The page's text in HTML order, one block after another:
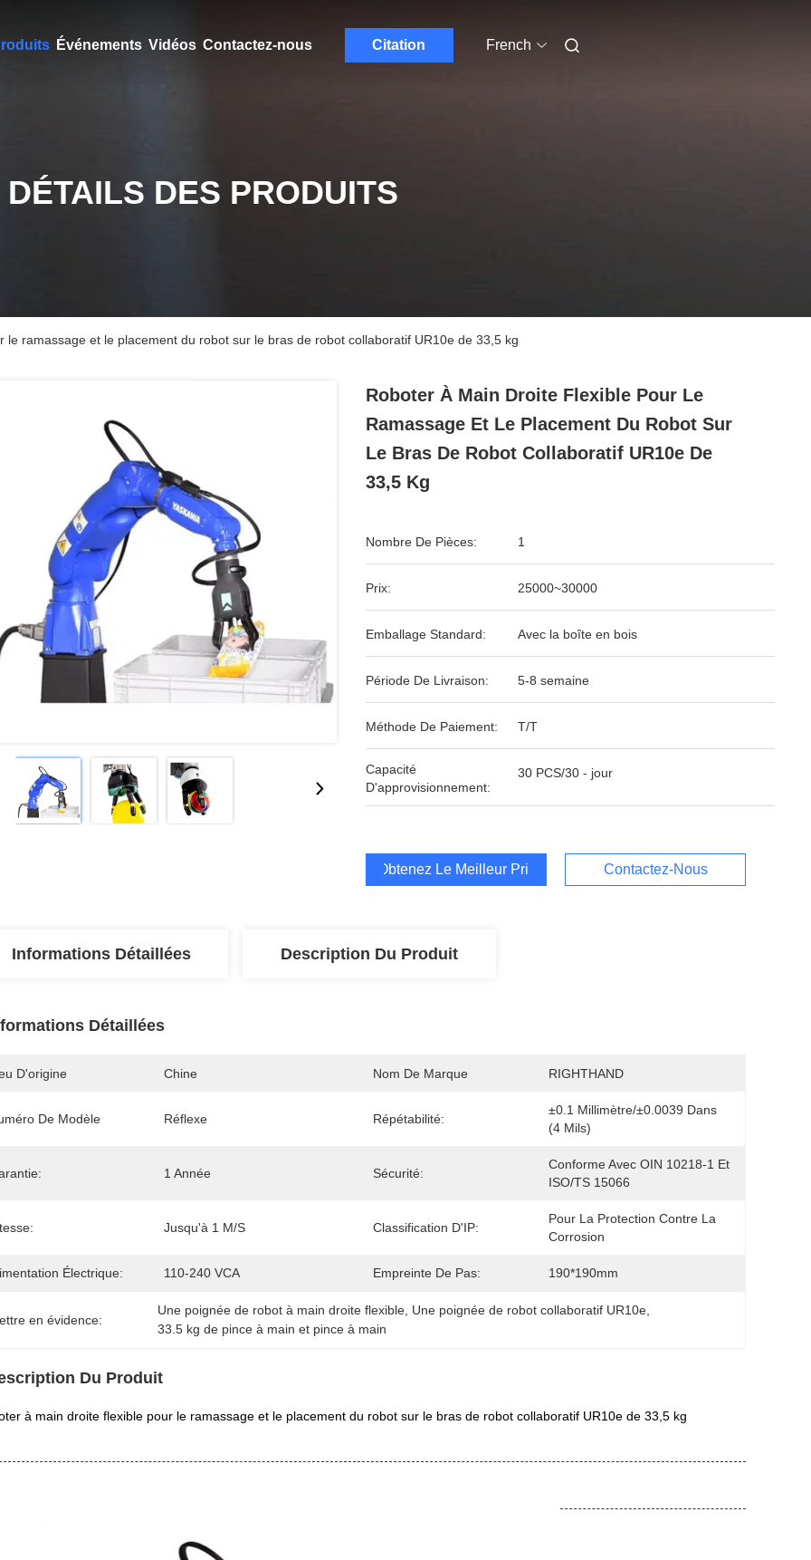
Événements Vidéos Contactez-nous Citation French
DÉTAILS DES PRODUITS
le ramassage et le placement du robot sur le bras de robot collaboratif UR10e de 33,5 kg
Roboter À Main Droite Flexible Pour Le
Ramassage Et Le Placement Du Robot Sur
Le Bras De Robot Collaboratif UR10e De
33,5 Kg
Nombre De Pièces: 1
Prix: 25000~30000
Emballage Standard: Avec la boîte en bois
Période De Livraison: 5-8 semaine
Méthode De Paiement: T/T
Capacité
D'approvisionnement:
30 PCS/30 - jour
Obtenez Le Meilleur Prix Contactez-Nous
Informations Détaillées Description Du Produit
Détaillées
D'origine Chine Nom De Marque RIGHTHAND
De Modèle Réflexe Répétabilité:
±0.1 Millimètre/±0.0039 Dans
(4 Mils)
1 Année Sécurité:
Conforme Avec OIN 10218-1 Et
ISO/TS 15066
Jusqu'à 1 M/s Classification D'IP:
Pour La Protection Contre La
Corrosion
Électrique: 110-240 VCA Empreinte De Pas: 190*190mm
en évidence:
Une poignée de robot à main droite flexible Une poignée de robot collaboratif UR10e
33.5 kg de pince à main et pince à main
Du Produit
à main droite flexible pour le ramassage et le placement du robot sur le bras de robot collaboratif UR10e de 33,5 kg